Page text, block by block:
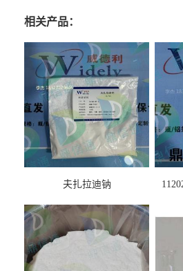
相关产品：
夫扎拉迪钠